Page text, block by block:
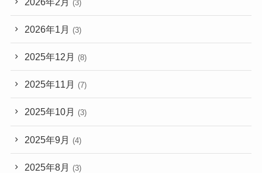
(3)
2026年1月 (3)
2025年12月 (8)
2025年11月 (7)
2025年10月 (3)
2025年9月 (4)
2025年8月 (3)